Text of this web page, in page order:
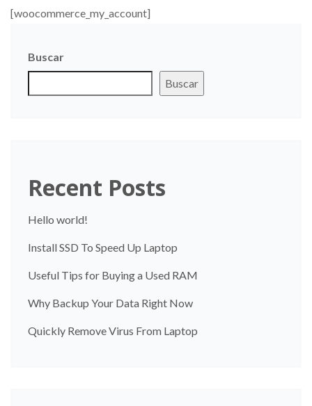
[woocommerce_my_account]
Buscar
Buscar
Recent Posts
Hello world!
Install SSD To Speed Up Laptop
Useful Tips for Buying a Used RAM
Why Backup Your Data Right Now
Quickly Remove Virus From Laptop